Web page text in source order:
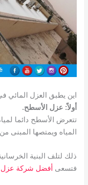
اين يطبق العزل
أولاً: عزل الأسطح.
تتعرض الأسطح دائما
المياه ويمتصها
ذلك لتلف البنية
فتسعىأفضل شركة